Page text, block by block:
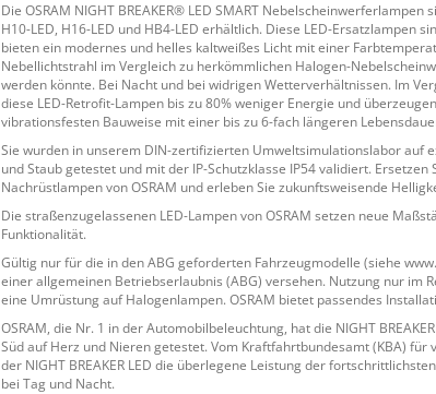
Die OSRAM NIGHT BREAKER® LED SMART
H10-LED, H16-LED und HB4-LED erhältlich. Diese LED-Ersatzlampen
bieten ein modernes und helles kaltweißes Licht mit einer
Nebellichtstrahl im Vergleich zu herkömmlichen Halogen-
werden könnte. Bei Nacht und bei widrigen Wetterverhältnissen. Im
diese LED-Retrofit-Lampen bis zu 80% weniger Energie und
vibrationsfesten Bauweise mit einer bis zu 6-fach längeren
Sie wurden in unserem DIN-zertifizierten Umweltsimulationslabor auf
und Staub getestet und mit der IP-Schutzklasse IP54 validiert.
Nachrüstlampen von OSRAM und erleben Sie zukunftsweisende
Die straßenzugelassenen LED-Lampen von OSRAM setzen neue
Funktionalität.
Gültig nur für die in den ABG geforderten Fahrzeugmodelle (siehe
einer allgemeinen Betriebserlaubnis (ABG) versehen. Nutzung nur im
eine Umrüstung auf Halogenlampen. OSRAM bietet passendes
OSRAM, die Nr. 1 in der Automobilbeleuchtung, hat die NIGHT
Süd auf Herz und Nieren getestet. Vom Kraftfahrtbundesamt (KBA)
der NIGHT BREAKER LED die überlegene Leistung der
bei Tag und Nacht.